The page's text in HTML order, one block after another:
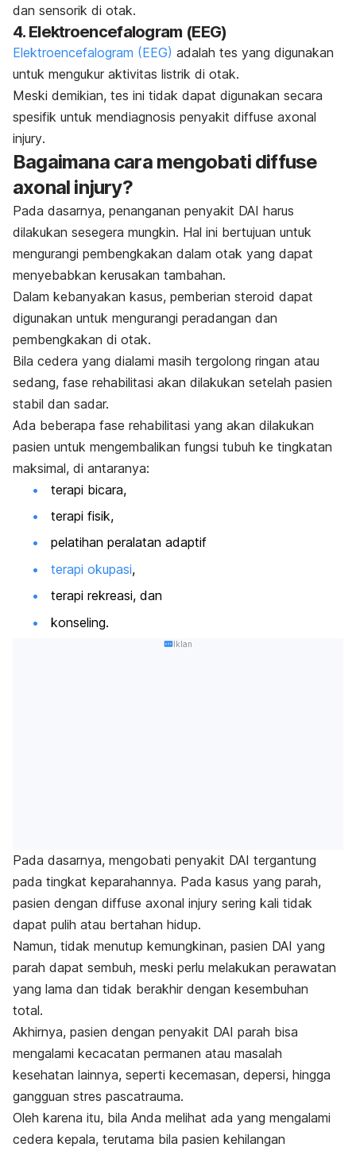
dan sensorik di otak.
4. Elektroencefalogram (EEG)
Elektroencefalogram (EEG) adalah tes yang digunakan
untuk mengukur aktivitas listrik di otak.
Meski demikian, tes ini tidak dapat digunakan secara
spesifik untuk mendiagnosis penyakit diffuse axonal
injury.
Bagaimana cara mengobati diffuse
axonal injury?
Pada dasarnya, penanganan penyakit DAI harus
dilakukan sesegera mungkin. Hal ini bertujuan untuk
mengurangi pembengkakan dalam otak yang dapat
menyebabkan kerusakan tambahan.
Dalam kebanyakan kasus, pemberian steroid dapat
digunakan untuk mengurangi peradangan dan
pembengkakan di otak.
Bila cedera yang dialami masih tergolong ringan atau
sedang, fase rehabilitasi akan dilakukan setelah pasien
stabil dan sadar.
Ada beberapa fase rehabilitasi yang akan dilakukan
pasien untuk mengembalikan fungsi tubuh ke tingkatan
maksimal, di antaranya:
terapi bicara,
terapi fisik,
pelatihan peralatan adaptif
terapi okupasi,
terapi rekreasi, dan
konseling.
Iklan
Pada dasarnya, mengobati penyakit DAI tergantung
pada tingkat keparahannya. Pada kasus yang parah,
pasien dengan diffuse axonal injury sering kali tidak
dapat pulih atau bertahan hidup.
Namun, tidak menutup kemungkinan, pasien DAI yang
parah dapat sembuh, meski perlu melakukan perawatan
yang lama dan tidak berakhir dengan kesembuhan
total.
Akhirnya, pasien dengan penyakit DAI parah bisa
mengalami kecacatan permanen atau masalah
kesehatan lainnya, seperti kecemasan, depersi, hingga
gangguan stres pascatrauma.
Oleh karena itu, bila Anda melihat ada yang mengalami
cedera kepala, terutama bila pasien kehilangan